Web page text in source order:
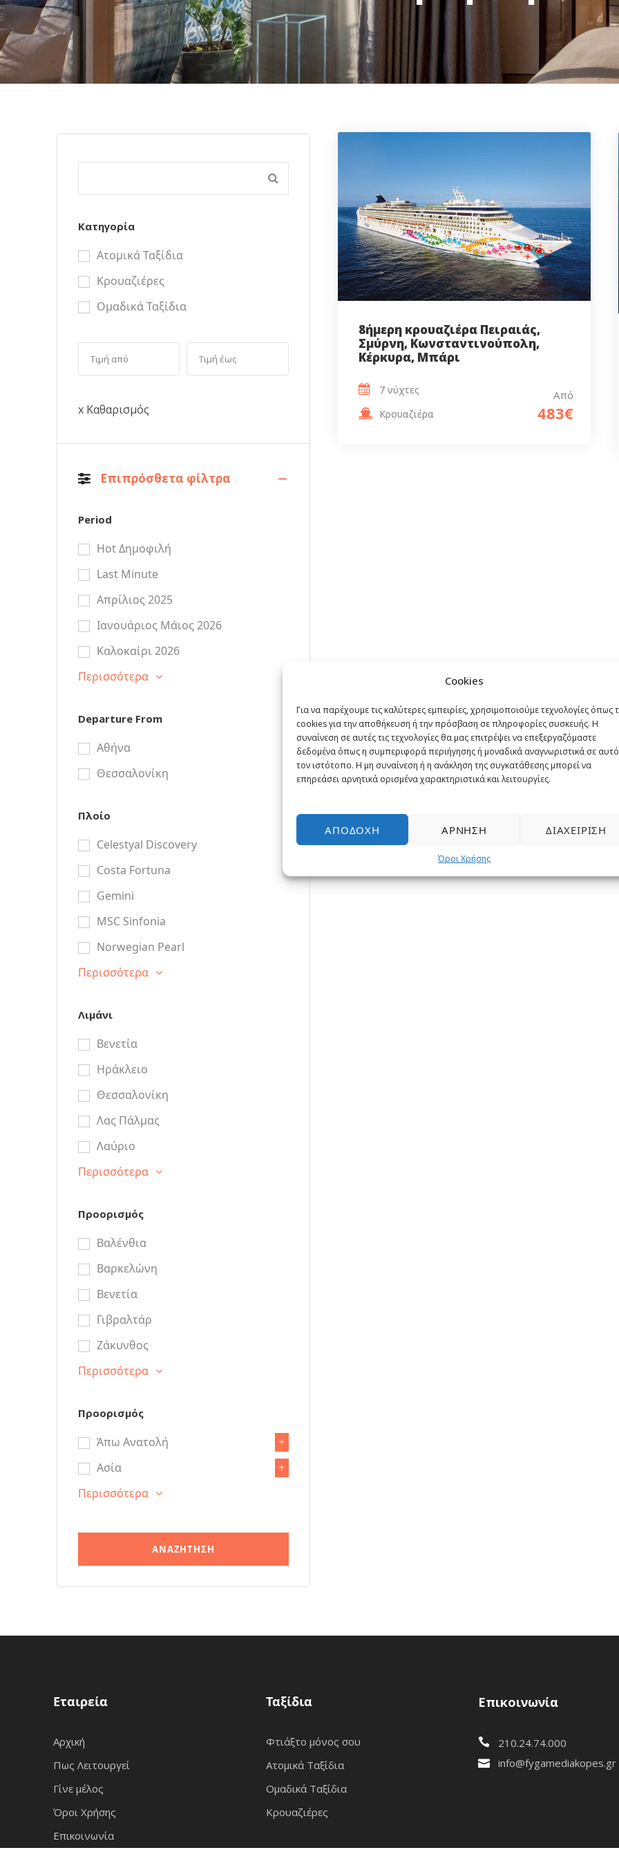
Cookies
Για να παρέχουμε τις καλύτερες εμπειρίες, χρησιμοποιούμε τεχνολογίες όπως
cookies για την αποθήκευση ή την πρόσβαση σε πληροφορίες συσκευής. Η
συναίνεση σε αυτές τις τεχνολογίες θα μας επιτρέψει να επεξεργαζόμαστε
δεδομένα όπως η συμπεριφορά περιήγησης ή μοναδικά αναγνωριστικά σε
τον ιστότοπο. Η μη συναίνεση ή η ανάκληση της συγκατάθεσης μπορεί να
επηρεάσει αρνητικά ορισμένα χαρακτηριστικά και λειτουργίες.
ΑΠΟΔΟΧΉ ΆΡΝΗΣΗ ΔΙΑΧΕΊΡΙΣΗ
Όροι Χρήσης
8ήμερη κρουαζιέρα Πειραιάς,
Σμύρνη, Κωνσταντινούπολη,
Κέρκυρα, Μπάρι
Από
483€
7 νύχτες
Κρουαζιέρα
Κατηγορία
Ατομικά Ταξίδια
Κρουαζιέρες
Ομαδικά Ταξίδια
x Καθαρισμός
Επιπρόσθετα φίλτρα
Period
Hot Δημοφιλή
Last Minute
Απρίλιος 2025
Ιανουάριος Μάιος 2026
Καλοκαίρι 2026
Περισσότερα
Departure From
Αθήνα
Θεσσαλονίκη
Πλοίο
Celestyal Discovery
Costa Fortuna
Gemini
MSC Sinfonia
Norwegian Pearl
Περισσότερα
Λιμάνι
Βενετία
Ηράκλειο
Θεσσαλονίκη
Λας Πάλμας
Λαύριο
Περισσότερα
Προορισμός
Βαλένθια
Βαρκελώνη
Βενετία
Γιβραλτάρ
Ζάκυνθος
Περισσότερα
Προορισμός
Άπω Ανατολή
+
Ασία
+
Περισσότερα
Εταιρεία
Αρχική
Πως Λειτουργεί
Γίνε μέλος
Όροι Χρήσης
Επικοινωνία
Ταξίδια
Φτιάξτο μόνος σου
Ατομικά Ταξίδια
Ομαδικά Ταξίδια
Κρουαζιέρες
Επικοινωνία
210.24.74.000
info@fygamediakopes.gr